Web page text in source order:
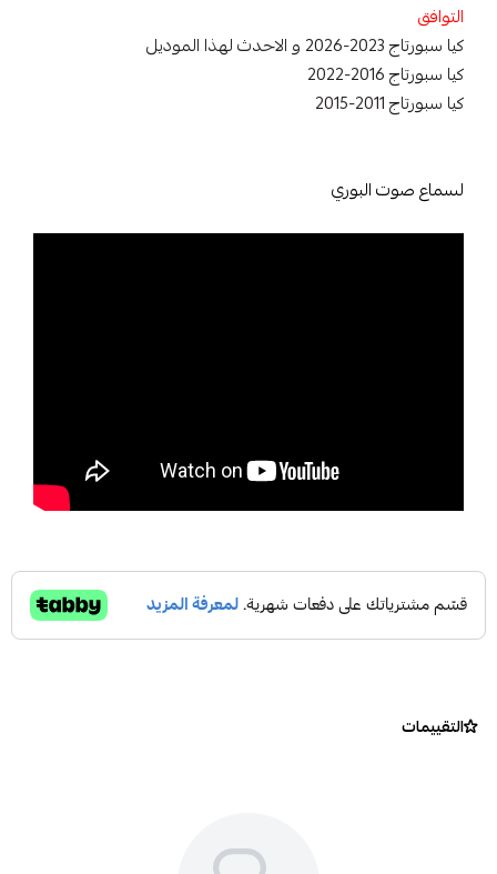
التوافق
كيا سبورتاج 2023-2026 و الاحدث لهذا الموديل
كيا سبورتاج 2016-2022
كيا سبورتاج 2011-2015
لسماع صوت البوري
التقييمات